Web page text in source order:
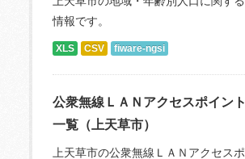
情報です。
XLS CSV fiware-ngsi
公衆無線ＬＡＮアクセスポイント
一覧（上天草市）
上天草市の公衆無線ＬＡＮアクセスポ